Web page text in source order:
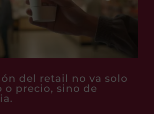
del retail no va solo
o precio, sino de